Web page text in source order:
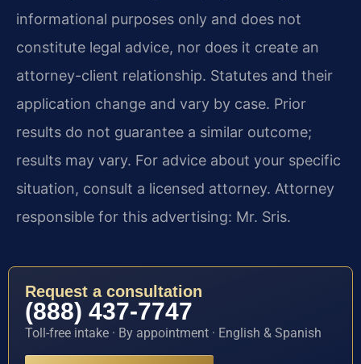
informational purposes only and does not
constitute legal advice, nor does it create an
attorney-client relationship. Statutes and their
application change and vary by case. Prior
results do not guarantee a similar outcome;
results may vary. For advice about your specific
situation, consult a licensed attorney. Attorney
responsible for this advertising: Mr. Sris.
Request a consultation
(888) 437-7747
Toll-free intake · By appointment · English & Spanish